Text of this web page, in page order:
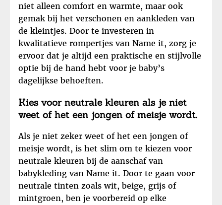
niet alleen comfort en warmte, maar ook
gemak bij het verschonen en aankleden van
de kleintjes. Door te investeren in
kwalitatieve rompertjes van Name it, zorg je
ervoor dat je altijd een praktische en stijlvolle
optie bij de hand hebt voor je baby’s
dagelijkse behoeften.
Kies voor neutrale kleuren als je niet
weet of het een jongen of meisje wordt.
Als je niet zeker weet of het een jongen of
meisje wordt, is het slim om te kiezen voor
neutrale kleuren bij de aanschaf van
babykleding van Name it. Door te gaan voor
neutrale tinten zoals wit, beige, grijs of
mintgroen, ben je voorbereid op elke